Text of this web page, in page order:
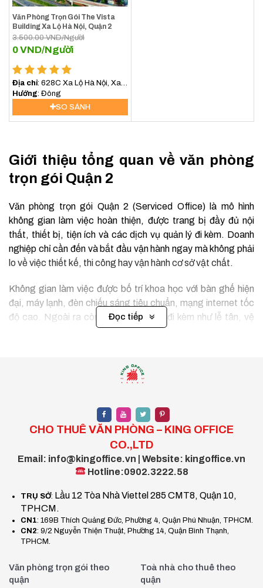
Văn Phòng Trọn Gói The Vista
Building Xa Lộ Hà Nội, Quận 2
3.500.00VND/Người
0VND/Người
Địa chỉ: 628C Xa Lộ Hà Nội, Xa
Lội Hà Nội, Phường An Phú, Quận
Hướng : Đông
SO SÁNH
Giới thiệu tổng quan về văn phòng
trọn gói Quận 2
Văn phòng trọn gói Quận 2 (Serviced Office) là mô hình
không gian làm việc hoàn thiện, được trang bị đầy đủ nội
thất, thiết bị, tiện ích và các dịch vụ quản lý đi kèm. Doanh
nghiệp chỉ cần đến và bắt đầu vận hành ngay mà không phải
lo về việc thiết kế, thi công hay vận hành cơ sở vật chất.
Không gian làm việc được bố trí khoa học với bàn ghế hiện
đại, máy lạnh, đèn chiếu sáng tiêu chuẩn, mạng internet tốc
độ cao. Ngoài ra còn có các dịch vụ đi kèm như lễ tân, vệ
sinh, bảo vệ, hỗ trợ kỹ thuật – tất cả được gói gọn trong một
Mô hình này mang lại sự linh hoạt, tiết kiệm thời gian và chi
phí, đặc biệt phù hợp với các công ty khởi nghiệp, doanh
phòng chi nhánh tại TP.HCM.
I. Lợi ích nổi bật của văn phòng trọn
gói Quận 2
1. Đầy đủ tiện ích, không phát sinh chi phí
ngoài
Tất cả chi phí liên quan đến điện, nước, internet, vệ sinh, lễ
tân, bảo trì đều được tích hợp trong một mức phí trọn gói.
chi phí vận hành.
Đọc tiếp
CHO THUÊ VĂN PHÒNG – KING OFFICE
CO.,LTD
Email: info@kingoffice.vn | Website: kingoffice.vn
Hotline:0902.3222.58
TRỤ SỞ: Lầu 12 Tòa Nhà Viettel 285 CMT8, Quận 10,
TPHCM.
CN1: 169B Thích Quảng Đức, Phường 4, Quận Phú Nhuận, TPHCM.
CN2: 9/2 Nguyễn Thiện Thuật, Phường 14, Quận Bình Thạnh,
TPHCM.
Văn phòng trọn gói theo
quận
Toà nhà cho thuê theo
quận